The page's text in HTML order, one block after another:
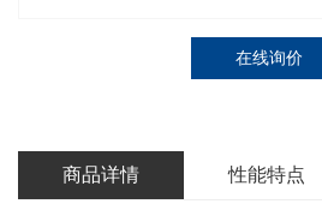
在线询价
商品详情 性能特点